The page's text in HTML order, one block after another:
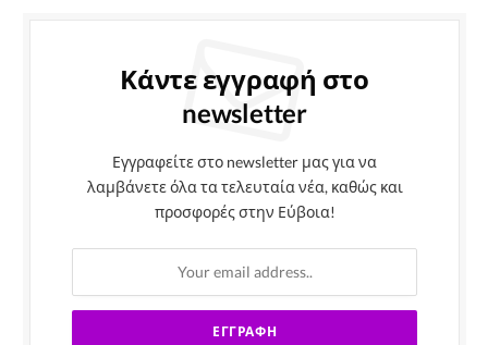
Κάντε εγγραφή στο
newsletter
Εγγραφείτε στο newsletter μας για να
λαμβάνετε όλα τα τελευταία νέα, καθώς και
προσφορές στην Εύβοια!